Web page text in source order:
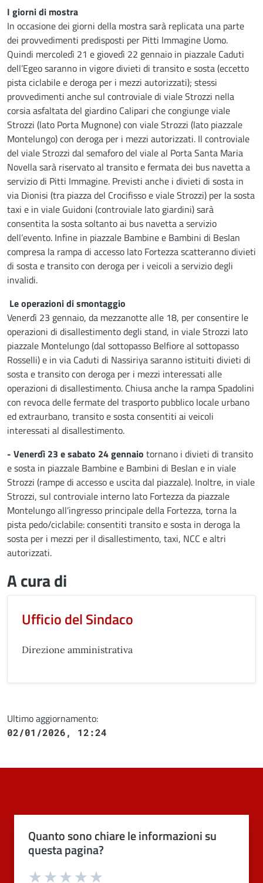
I giorni di mostra
In occasione dei giorni della mostra sarà replicata una parte
dei provvedimenti predisposti per Pitti Immagine Uomo.
Quindi mercoledì 21 e giovedì 22 gennaio in piazzale Caduti
dell’Egeo saranno in vigore divieti di transito e sosta (eccetto
pista ciclabile e deroga per i mezzi autorizzati); stessi
provvedimenti anche sul controviale di viale Strozzi nella
corsia asfaltata del giardino Calipari che congiunge viale
Strozzi (lato Porta Mugnone) con viale Strozzi (lato piazzale
Montelungo) con deroga per i mezzi autorizzati. Il controviale
del viale Strozzi dal semaforo del viale al Porta Santa Maria
Novella sarà riservato al transito e fermata dei bus navetta a
servizio di Pitti Immagine. Previsti anche i divieti di sosta in
via Dionisi (tra piazza del Crocifisso e viale Strozzi) per la sosta
taxi e in viale Guidoni (controviale lato giardini) sarà
consentita la sosta soltanto ai bus navetta a servizio
dell’evento. Infine in piazzale Bambine e Bambini di Beslan
compresa la rampa di accesso lato Fortezza scatteranno divieti
di sosta e transito con deroga per i veicoli a servizio degli
invalidi.
Le operazioni di smontaggio
Venerdì 23 gennaio, da mezzanotte alle 18, per consentire le
operazioni di disallestimento degli stand, in viale Strozzi lato
piazzale Montelungo (dal sottopasso Belfiore al sottopasso
Rosselli) e in via Caduti di Nassiriya saranno istituiti divieti di
sosta e transito con deroga per i mezzi interessati alle
operazioni di disallestimento. Chiusa anche la rampa Spadolini
con revoca delle fermate del trasporto pubblico locale urbano
ed extraurbano, transito e sosta consentiti ai veicoli
interessati al disallestimento.
- Venerdì 23 e sabato 24 gennaio tornano i divieti di transito
e sosta in piazzale Bambine e Bambini di Beslan e in viale
Strozzi (rampe di accesso e uscita dal piazzale). Inoltre, in viale
Strozzi, sul controviale interno lato Fortezza da piazzale
Montelungo all’ingresso principale della Fortezza, torna la
pista pedo/ciclabile: consentiti transito e sosta in deroga la
sosta per i mezzi per il disallestimento, taxi, NCC e altri
autorizzati.
A cura di
Ufficio del Sindaco
Direzione amministrativa
Ultimo aggiornamento:
02/01/2026, 12:24
Quanto sono chiare le informazioni su
questa pagina?
Valuta 4 stelle su 5
Valuta 3 stelle su 5
Valuta 2 stelle su 5
Valuta 1 stelle su 5